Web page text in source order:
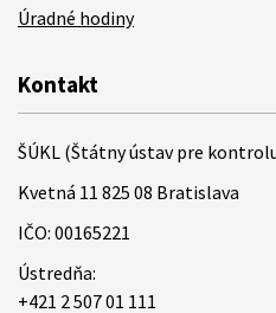
Úradné hodiny
Kontakt
ŠÚKL (Štátny ústav pre
Kvetná 11 825 08 Bratislava
IČO: 00165221
Ústredňa:
+421 2 507 01 111